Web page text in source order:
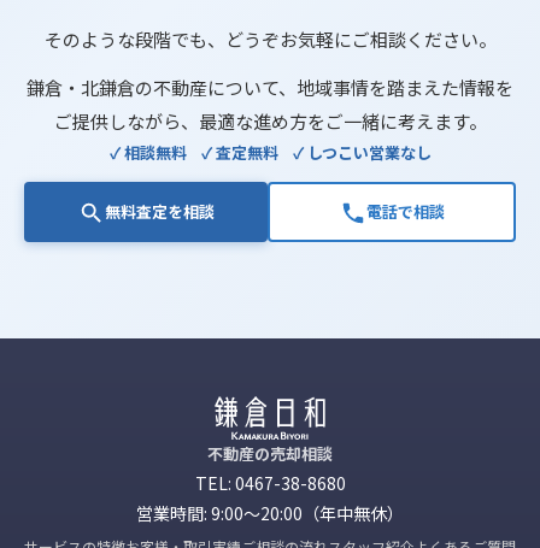
そのような段階でも、どうぞお気軽にご相談ください。
鎌倉・北鎌倉の不動産について、 地域事情を踏まえた情報を
ご提供しながら、 最適な進め方をご一緒に考えます。
✓ 相談無料 ✓ 査定無料 ✓ しつこい営業なし
無料査定を相談 電話で相談
不動産の売却相談
TEL: 0467-38-8680
営業時間: 9:00〜20:00（年中無休）